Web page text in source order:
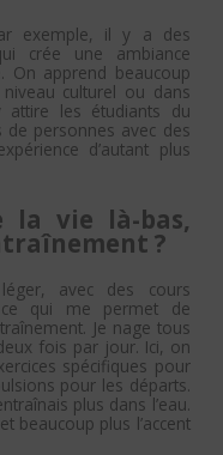
exemple, il y a des
crée une ambiance
On apprend beaucoup
culturel ou dans
attire les étudiants du
personnes avec des
d’autant plus
la vie là-bas,
?
avec des cours
qui me permet de
Je nage tous
fois par jour. Ici, on
spécifiques pour
pour les départs.
plus dans l’eau.
beaucoup plus l’accent